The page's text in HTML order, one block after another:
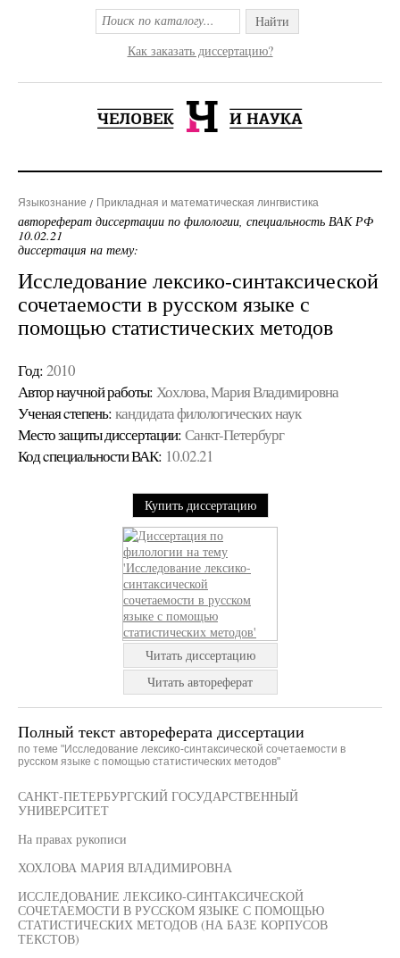
Найти
Как заказать диссертацию?
Языкознание Прикладная и математическая лингвистика
автореферат диссертации по филологии, специальность ВАК РФ
10.02.21
диссертация на тему:
Исследование лексико-синтаксической
сочетаемости в русском языке с
помощью статистических методов
Год: 2010
Автор научной работы: Хохлова, Мария Владимировна
Ученая cтепень: кандидата филологических наук
Место защиты диссертации: Санкт-Петербург
Код cпециальности ВАК: 10.02.21
Купить диссертацию
Читать диссертацию
Читать автореферат
Полный текст автореферата диссертации
по теме "Исследование лексико-синтаксической сочетаемости в
русском языке с помощью статистических методов"
САНКТ-ПЕТЕРБУРГСКИЙ ГОСУДАРСТВЕННЫЙ
УНИВЕРСИТЕТ
На правах рукописи
ХОХЛОВА МАРИЯ ВЛАДИМИРОВНА
ИССЛЕДОВАНИЕ ЛЕКСИКО-СИНТАКСИЧЕСКОЙ
СОЧЕТАЕМОСТИ В РУССКОМ ЯЗЫКЕ С ПОМОЩЬЮ
СТАТИСТИЧЕСКИХ МЕТОДОВ (НА БАЗЕ КОРПУСОВ
ТЕКСТОВ)